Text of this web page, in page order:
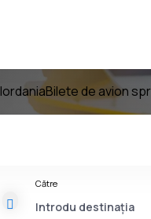
Bilete de avion
Către